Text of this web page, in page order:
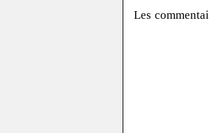
Les